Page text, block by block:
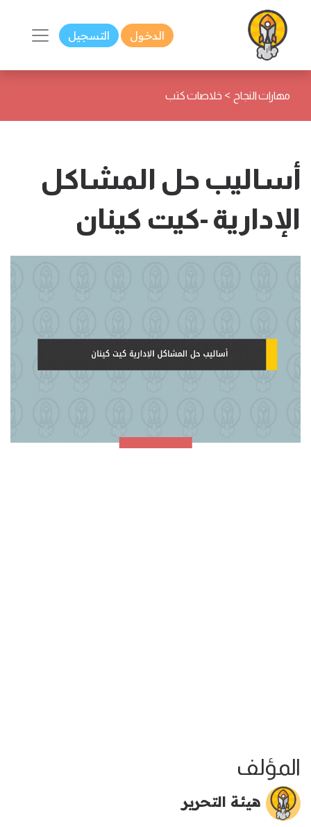
الدخول التسجيل
مهارات النجاح > خلاصات كتب
أساليب حل المشاكل
الإدارية -كيت كينان
المؤلف
هيئة التحرير